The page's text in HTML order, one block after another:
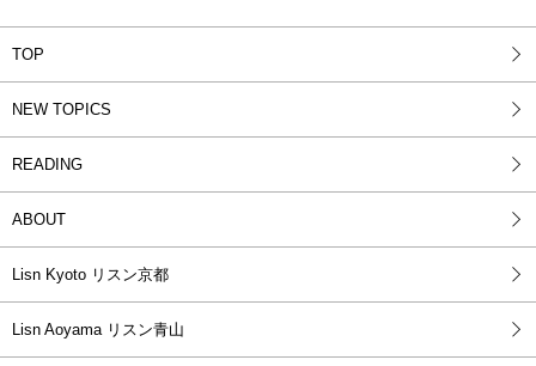
TOP
NEW TOPICS
READING
ABOUT
Lisn Kyoto リスン京都
Lisn Aoyama リスン青山